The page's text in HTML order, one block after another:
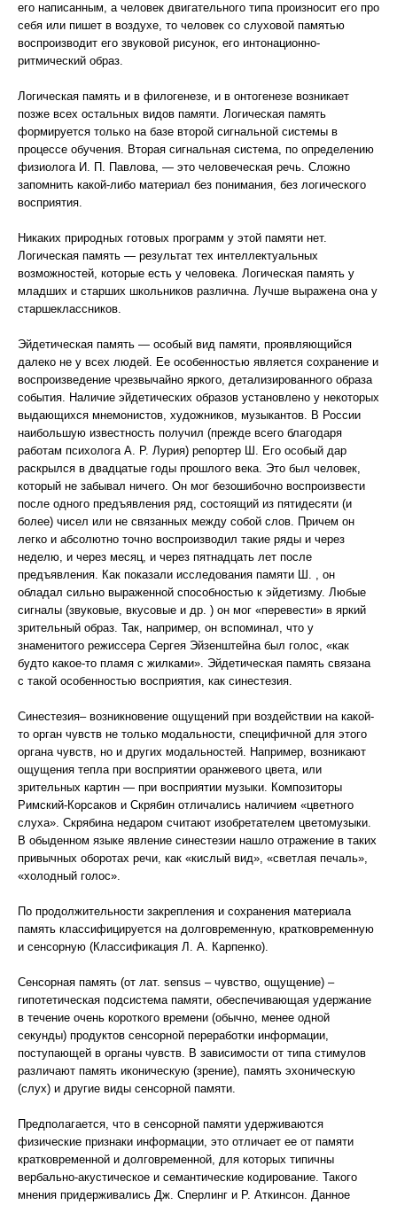
его написанным, а человек двигательного типа произносит его про
себя или пишет в воздухе, то человек со слуховой памятью
воспроизводит его звуковой рисунок, его интонационно-
ритмический образ.
Логическая память и в филогенезе, и в онтогенезе возникает
позже всех остальных видов памяти. Логическая память
формируется только на базе второй сигнальной системы в
процессе обучения. Вторая сигнальная система, по определению
физиолога И. П. Павлова, — это человеческая речь. Сложно
запомнить какой-либо материал без понимания, без логического
восприятия.
Никаких природных готовых программ у этой памяти нет.
Логическая память — результат тех интеллектуальных
возможностей, которые есть у человека. Логическая память у
младших и старших школьников различна. Лучше выражена она у
старшеклассников.
Эйдетическая память — особый вид памяти, проявляющийся
далеко не у всех людей. Ее особенностью является сохранение и
воспроизведение чрезвычайно яркого, детализированного образа
события. Наличие эйдетических образов установлено у некоторых
выдающихся мнемонистов, художников, музыкантов. В России
наибольшую известность получил (прежде всего благодаря
работам психолога А. Р. Лурия) репортер Ш. Его особый дар
раскрылся в двадцатые годы прошлого века. Это был человек,
который не забывал ничего. Он мог безошибочно воспроизвести
после одного предъявления ряд, состоящий из пятидесяти (и
более) чисел или не связанных между собой слов. Причем он
легко и абсолютно точно воспроизводил такие ряды и через
неделю, и через месяц, и через пятнадцать лет после
предъявления. Как показали исследования памяти Ш. , он
обладал сильно выраженной способностью к эйдетизму. Любые
сигналы (звуковые, вкусовые и др. ) он мог «перевести» в яркий
зрительный образ. Так, например, он вспоминал, что у
знаменитого режиссера Сергея Эйзенштейна был голос, «как
будто какое-то пламя с жилками». Эйдетическая память связана
с такой особенностью восприятия, как синестезия.
Синестезия– возникновение ощущений при воздействии на какой-
то орган чувств не только модальности, специфичной для этого
органа чувств, но и других модальностей. Например, возникают
ощущения тепла при восприятии оранжевого цвета, или
зрительных картин — при восприятии музыки. Композиторы
Римский-Корсаков и Скрябин отличались наличием «цветного
слуха». Скрябина недаром считают изобретателем цветомузыки.
В обыденном языке явление синестезии нашло отражение в таких
привычных оборотах речи, как «кислый вид», «светлая печаль»,
«холодный голос».
По продолжительности закрепления и сохранения материала
память классифицируется на долговременную, кратковременную
и сенсорную (Классификация Л. А. Карпенко).
Сенсорная память (от лат. sensus – чувство, ощущение) –
гипотетическая подсистема памяти, обеспечивающая удержание
в течение очень короткого времени (обычно, менее одной
секунды) продуктов сенсорной переработки информации,
поступающей в органы чувств. В зависимости от типа стимулов
различают память иконическую (зрение), память эхоническую
(слух) и другие виды сенсорной памяти.
Предполагается, что в сенсорной памяти удерживаются
физические признаки информации, это отличает ее от памяти
кратковременной и долговременной, для которых типичны
вербально-акустическое и семантические кодирование. Такого
мнения придерживались Дж. Сперлинг и Р. Аткинсон. Данное